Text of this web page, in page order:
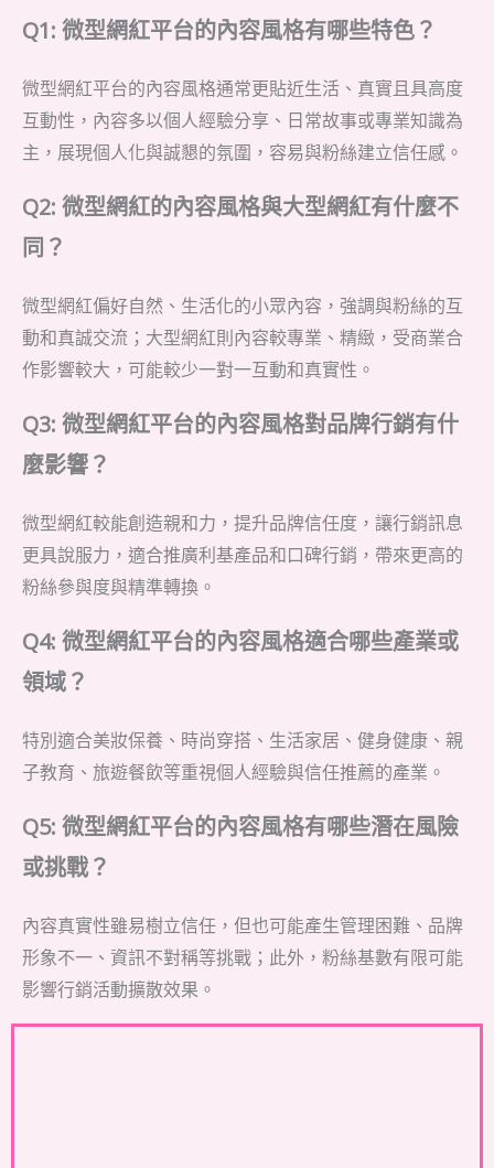
Q1: 微型網紅平台的內容風格有哪些特色？
微型網紅平台的內容風格通常更貼近生活、真實且具高度
互動性，內容多以個人經驗分享、日常故事或專業知識為
主，展現個人化與誠懇的氛圍，容易與粉絲建立信任感。
Q2: 微型網紅的內容風格與大型網紅有什麼不
同？
微型網紅偏好自然、生活化的小眾內容，強調與粉絲的互
動和真誠交流；大型網紅則內容較專業、精緻，受商業合
作影響較大，可能較少一對一互動和真實性。
Q3: 微型網紅平台的內容風格對品牌行銷有什
麼影響？
微型網紅較能創造親和力，提升品牌信任度，讓行銷訊息
更具說服力，適合推廣利基產品和口碑行銷，帶來更高的
粉絲參與度與精準轉換。
Q4: 微型網紅平台的內容風格適合哪些產業或
領域？
特別適合美妝保養、時尚穿搭、生活家居、健身健康、親
子教育、旅遊餐飲等重視個人經驗與信任推薦的產業。
Q5: 微型網紅平台的內容風格有哪些潛在風險
或挑戰？
內容真實性雖易樹立信任，但也可能產生管理困難、品牌
形象不一、資訊不對稱等挑戰；此外，粉絲基數有限可能
影響行銷活動擴散效果。